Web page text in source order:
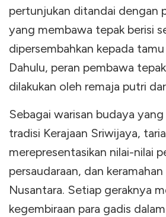
pertunjukan ditandai dengan
yang membawa tepak berisi
dipersembahkan kepada
Dahulu, peran pembawa
dilakukan oleh remaja putri
Sebagai warisan budaya yang
tradisi Kerajaan Sriwijaya,
merepresentasikan nilai-nilai
persaudaraan, dan
Nusantara. Setiap geraknya
kegembiraan para gadis